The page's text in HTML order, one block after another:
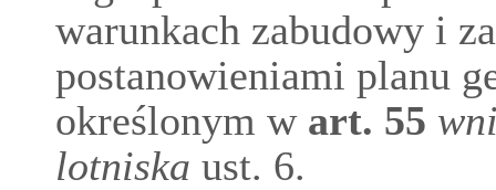
warunkach zabudowy i
postanowieniami planu
określonym wart. 55
lotniska ust. 6.